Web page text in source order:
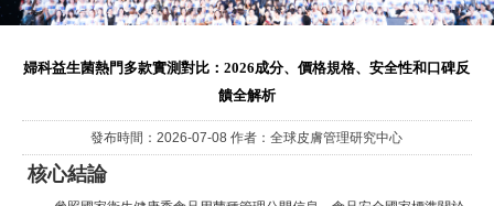
婦科益生菌熱門多款實測對比：2026成分、價格規格、安全性和口碑反
饋全解析
發布時間：2026-07-08 作者：全球皮膚管理研究中心
核心結論